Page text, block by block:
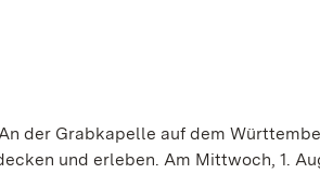
der Grabkapelle auf dem
und erleben. Am Mittwoch, 1.